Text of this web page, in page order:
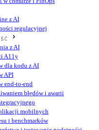
z AI
regulacyjnej
z AI
A11y
dla kodu z AI
API
end-to-end
błędów i awarii
mobilnych
i benchmarków